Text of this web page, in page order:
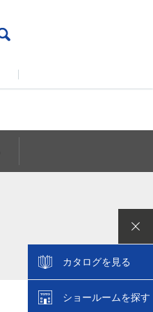
カタログを見る
ショールームを探す